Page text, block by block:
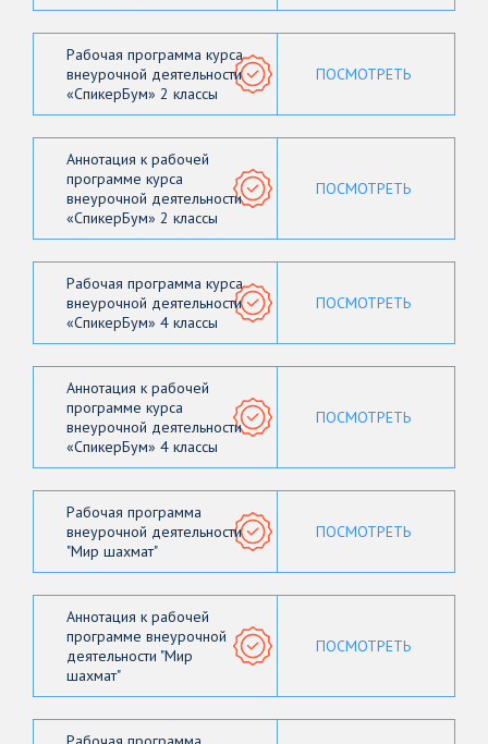
Рабочая программа курса
внеурочной деятельности
«СпикерБум» 2 классы
ПОСМОТРЕТЬ
Аннотация к рабочей
программе курса
внеурочной деятельности
«СпикерБум» 2 классы
ПОСМОТРЕТЬ
Рабочая программа курса
внеурочной деятельности
«СпикерБум» 4 классы
ПОСМОТРЕТЬ
Аннотация к рабочей
программе курса
внеурочной деятельности
«СпикерБум» 4 классы
ПОСМОТРЕТЬ
Рабочая программа
внеурочной деятельности
"Мир шахмат"
ПОСМОТРЕТЬ
Аннотация к рабочей
программе внеурочной
деятельности "Мир
шахмат"
ПОСМОТРЕТЬ